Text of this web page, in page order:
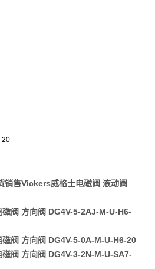
20
销售Vickers威格士电磁阀 液动阀
阀 方向阀 DG4V-5-2AJ-M-U-H6-
阀 方向阀 DG4V-5-0A-M-U-H6-20
阀 方向阀 DG4V-3-2N-M-U-SA7-